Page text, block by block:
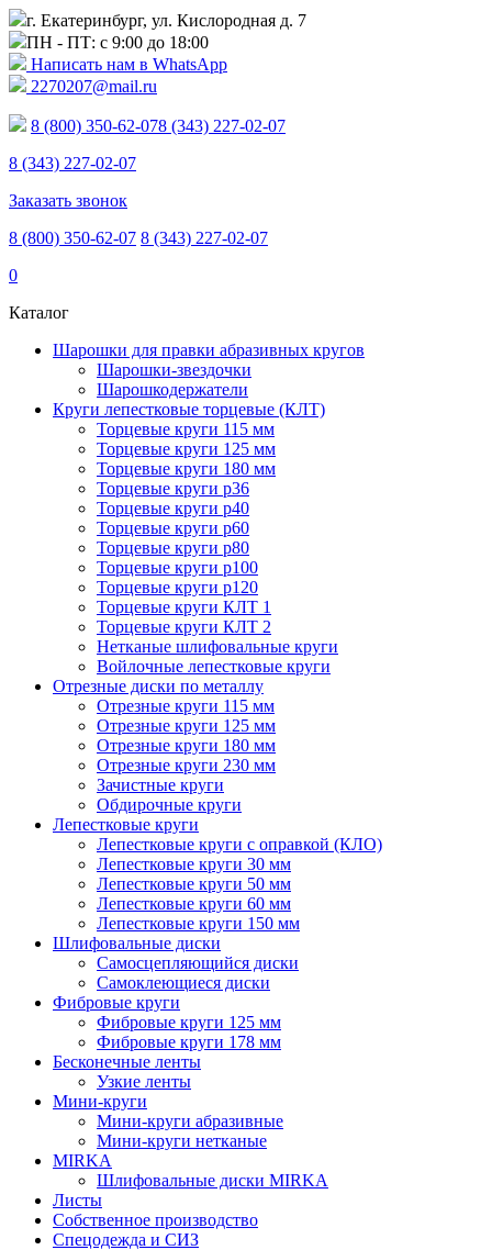
г. Екатеринбург, ул. Кислородная д. 7
ПН - ПТ: с 9:00 до 18:00
Написать нам в WhatsApp
2270207@mail.ru
8 (800) 350-62-078 (343) 227-02-07
8 (343) 227-02-07
Заказать звонок
8 (800) 350-62-07 8 (343) 227-02-07
0
Каталог
Шарошки для правки абразивных кругов
Шарошки-звездочки
Шарошкодержатели
Круги лепестковые торцевые (КЛТ)
Торцевые круги 115 мм
Торцевые круги 125 мм
Торцевые круги 180 мм
Торцевые круги p36
Торцевые круги p40
Торцевые круги p60
Торцевые круги p80
Торцевые круги p100
Торцевые круги p120
Торцевые круги КЛТ 1
Торцевые круги КЛТ 2
Нетканые шлифовальные круги
Войлочные лепестковые круги
Отрезные диски по металлу
Отрезные круги 115 мм
Отрезные круги 125 мм
Отрезные круги 180 мм
Отрезные круги 230 мм
Зачистные круги
Обдирочные круги
Лепестковые круги
Лепестковые круги с оправкой (КЛО)
Лепестковые круги 30 мм
Лепестковые круги 50 мм
Лепестковые круги 60 мм
Лепестковые круги 150 мм
Шлифовальные диски
Самосцепляющийся диски
Самоклеющиеся диски
Фибровые круги
Фибровые круги 125 мм
Фибровые круги 178 мм
Бесконечные ленты
Узкие ленты
Мини-круги
Мини-круги абразивные
Мини-круги нетканые
MIRKA
Шлифовальные диски MIRKA
Листы
Собственное производство
Спецодежда и СИЗ